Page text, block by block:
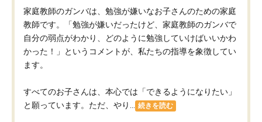
家庭教師のガンバは、勉強が嫌いなお子さんのための家庭
教師です。「勉強が嫌いだったけど、家庭教師のガンバで
自分の弱点がわかり、どのように勉強していけばいいかわ
かった！」というコメントが、私たちの指導を象徴してい
ます。
すべてのお子さんは、本心では「できるようになりたい」
と願っています。ただ、やり...
続きを読む